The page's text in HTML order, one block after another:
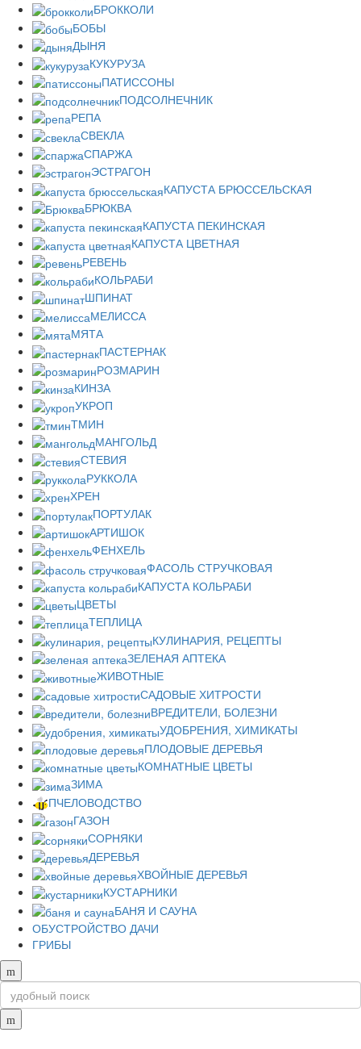
БРОККОЛИ
БОБЫ
ДЫНЯ
КУКУРУЗА
ПАТИССОНЫ
ПОДСОЛНЕЧНИК
РЕПА
СВЕКЛА
СПАРЖА
ЭСТРАГОН
КАПУСТА БРЮССЕЛЬСКАЯ
БРЮКВА
КАПУСТА ПЕКИНСКАЯ
КАПУСТА ЦВЕТНАЯ
РЕВЕНЬ
КОЛЬРАБИ
ШПИНАТ
МЕЛИССА
МЯТА
ПАСТЕРНАК
РОЗМАРИН
КИНЗА
УКРОП
ТМИН
МАНГОЛЬД
СТЕВИЯ
РУККОЛА
ХРЕН
ПОРТУЛАК
АРТИШОК
ФЕНХЕЛЬ
ФАСОЛЬ СТРУЧКОВАЯ
КАПУСТА КОЛЬРАБИ
ЦВЕТЫ
ТЕПЛИЦА
КУЛИНАРИЯ, РЕЦЕПТЫ
ЗЕЛЕНАЯ АПТЕКА
ЖИВОТНЫЕ
САДОВЫЕ ХИТРОСТИ
ВРЕДИТЕЛИ, БОЛЕЗНИ
УДОБРЕНИЯ, ХИМИКАТЫ
ПЛОДОВЫЕ ДЕРЕВЬЯ
КОМНАТНЫЕ ЦВЕТЫ
ЗИМА
ПЧЕЛОВОДСТВО
ГАЗОН
СОРНЯКИ
ДЕРЕВЬЯ
ХВОЙНЫЕ ДЕРЕВЬЯ
КУСТАРНИКИ
БАНЯ И САУНА
ОБУСТРОЙСТВО ДАЧИ
ГРИБЫ